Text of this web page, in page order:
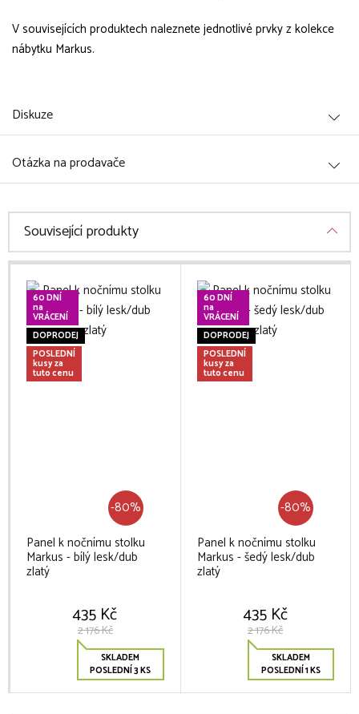
V souvisejících produktech naleznete jednotlivé prvky z kolekce
nábytku Markus.
Diskuze
Otázka na prodavače
Související produkty
60 DNÍ
na
VRÁCENÍ
DOPRODEJ
POSLEDNÍ
kusy za
tuto cenu
-80%
Panel k nočnímu stolku
Markus - bílý lesk/dub
zlatý
435 Kč
2 176 Kč
SKLADEM
POSLEDNÍ 3 KS
60 DNÍ
na
VRÁCENÍ
DOPRODEJ
POSLEDNÍ
kusy za
tuto cenu
-80%
Panel k nočnímu stolku
Markus - šedý lesk/dub
zlatý
435 Kč
2 176 Kč
SKLADEM
POSLEDNÍ 1 KS